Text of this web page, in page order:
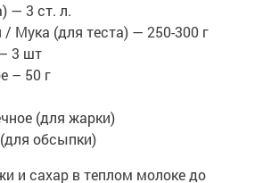
— 3 ст. л.
Мука (для теста) — 250-300 г
3 шт
– 50 г
(для жарки)
обсыпки)
и сахар в теплом молоке до